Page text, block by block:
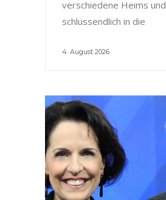
verschiedene Heims und
schlussendlich in die
4. August 2026